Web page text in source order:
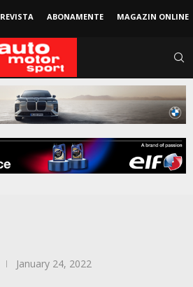
REVISTA ABONAMENTE MAGAZIN ONLINE
January 24, 2022